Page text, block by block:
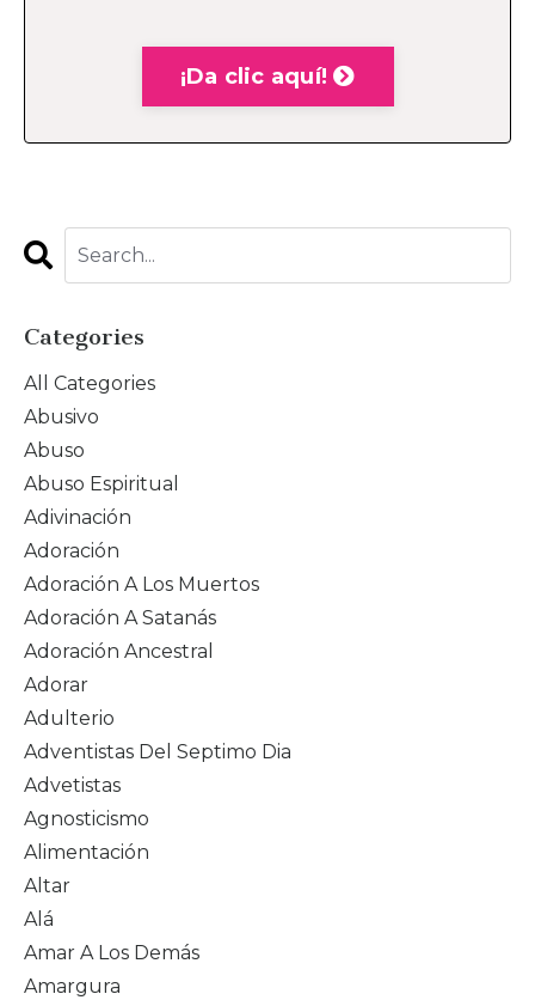
¡Da clic aquí!
Categories
All Categories
Abusivo
Abuso
Abuso Espiritual
Adivinación
Adoración
Adoración A Los Muertos
Adoración A Satanás
Adoración Ancestral
Adorar
Adulterio
Adventistas Del Septimo Dia
Advetistas
Agnosticismo
Alimentación
Altar
Alá
Amar A Los Demás
Amargura